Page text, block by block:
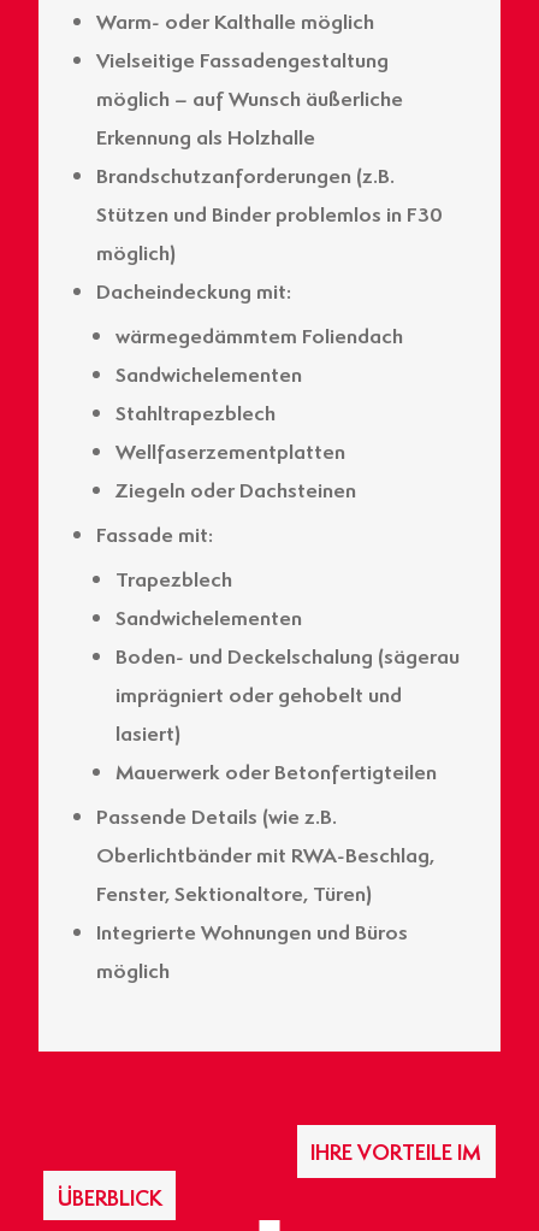
Warm- oder Kalthalle möglich
Vielseitige Fassadengestaltung
möglich – auf Wunsch äußerliche
Erkennung als Holzhalle
Brandschutzanforderungen (z.B.
Stützen und Binder problemlos in F30
möglich)
Dacheindeckung mit:
wärmegedämmtem Foliendach
Sandwichelementen
Stahltrapezblech
Wellfaserzementplatten
Ziegeln oder Dachsteinen
Fassade mit:
Trapezblech
Sandwichelementen
Boden- und Deckelschalung (sägerau
imprägniert oder gehobelt und
lasiert)
Mauerwerk oder Betonfertigteilen
Passende Details (wie z.B.
Oberlichtbänder mit RWA-Beschlag,
Fenster, Sektionaltore, Türen)
Integrierte Wohnungen und Büros
möglich
IHRE VORTEILE IM
ÜBERBLICK